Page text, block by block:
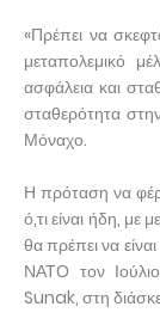
«Πρέπει να
μεταπολεμικό
ασφάλεια και
σταθερότητα
Μόναχο.
Η πρόταση να
ό,τι είναι ήδη,
θα πρέπει να
ΝΑΤΟ τον
Sunak, στη